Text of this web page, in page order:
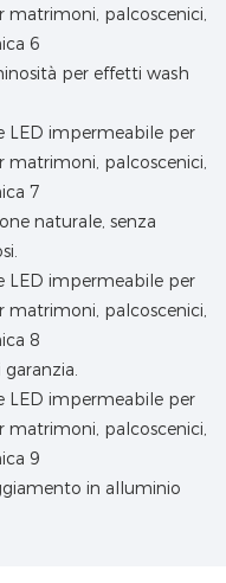
per effetti wash
naturale, senza
in alluminio